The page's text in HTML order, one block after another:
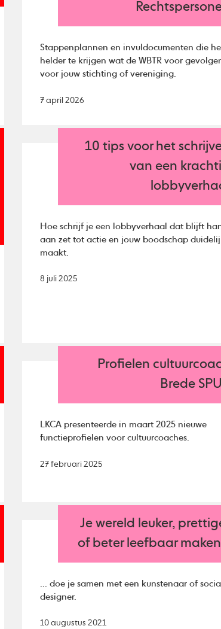
Stappenplannen en invuldocumenten die
helder te krijgen wat de WBTR voor
voor jouw stichting of vereniging.
7 april 2026
10 tips voor het
van een
Hoe schrijf je een lobbyverhaal dat blijft
aan zet tot actie en jouw boodschap
maakt.
8 juli 2025
Profielen
Brede
LKCA presenteerde in maart 2025 nieuwe
functieprofielen voor cultuurcoaches.
27 februari 2025
Je wereld leuker,
of beter leefbaar
... doe je samen met een kunstenaar of social
designer.
10 augustus 2021